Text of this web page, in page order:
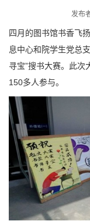
发布
四月的图书馆书香飞
息中心和院学生党总
寻宝”搜书大赛。此
150多人参与。